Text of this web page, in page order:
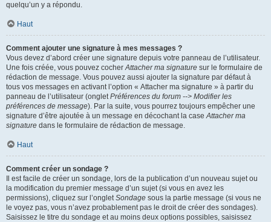
quelqu’un y a répondu.
Haut
Comment ajouter une signature à mes messages ?
Vous devez d’abord créer une signature depuis votre panneau de l’utilisateur.
Une fois créée, vous pouvez cocherAttacher ma signature sur le formulaire de
rédaction de message. Vous pouvez aussi ajouter la signature par défaut à
tous vos messages en activant l’option « Attacher ma signature » à partir du
panneau de l’utilisateur (ongletPréférences du forum --> Modifier les
préférences de message). Par la suite, vous pourrez toujours empêcher une
signature d’être ajoutée à un message en décochant la caseAttacher ma
signature dans le formulaire de rédaction de message.
Haut
Comment créer un sondage ?
Il est facile de créer un sondage, lors de la publication d’un nouveau sujet ou
la modification du premier message d’un sujet (si vous en avez les
permissions), cliquez sur l’ongletSondage sous la partie message (si vous ne
le voyez pas, vous n’avez probablement pas le droit de créer des sondages).
Saisissez le titre du sondage et au moins deux options possibles, saisissez